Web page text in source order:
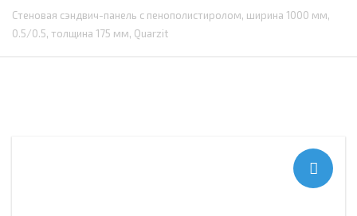
Стеновая сэндвич-панель с пенополистиролом, ширина 1000 мм,
0.5/0.5, толщина 175 мм, Quarzit